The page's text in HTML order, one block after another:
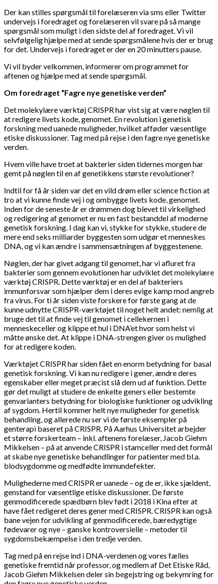
Der kan stilles spørgsmål til forelæseren via sms eller Twitter
undervejs i foredraget og forelæseren vil svare på så mange
spørgsmål som muligt i den sidste del af foredraget. Vi vil
selvfølgelig hjælpe med at sende spørgsmålene hvis der er brug
for det. Undervejs i foredraget er der en 20 minutters pause.
Vi vil byder velkommen, informerer om programmet for
aftenen og hjælpe med at sende spørgsmål.
Om foredraget “Fagre nye genetiske verden”
Det molekylære værktøj CRISPR har vist sig at være nøglen til
at redigere livets kode, genomet. En revolution i genetisk
forskning med uanede muligheder, hvilket afføder væsentlige
etiske diskussioner. Tag med på rejse i den fagre nye genetiske
verden.
Hvem ville have troet at bakterier siden tidernes morgen har
gemt på nøglen til en af genetikkens største revolutioner?
Indtil for få år siden var det en vild drøm eller science fiction at
tro at vi kunne finde vej i og ombygge livets kode, genomet.
Inden for de seneste år er drømmen dog blevet til virkelighed
og redigering af genomet er nu en fast bestanddel af moderne
genetisk forskning. I dag kan vi, stykke for stykke, studere de
mere end seks milliarder byggesten som udgør et menneskes
DNA, og vi kan ændre i sammensætningen af byggestenene.
Nøglen, der har givet adgang til genomet, har vi afluret fra
bakterier som gennem evolutionen har udviklet det molekylære
værktøj CRISPR. Dette værktøj er en del af bakteriers
immunforsvar som hjælper dem i deres evige kamp mod angreb
fra virus. For ti år siden viste forskere for første gang at de
kunne udnytte CRISPR-værktøjet til noget helt andet: nemlig at
bruge det til at finde vej til genomet i cellekernen i
menneskeceller og klippe et hul i DNA’et hvor som helst vi
måtte ønske det. At klippe i DNA-strengen giver os mulighed
for at redigere koden.
Værktøjet CRISPR har siden fået en enorm betydning for basal
genetisk forskning. Vi kan nu redigere i gener, ændre deres
egenskaber eller meget præcist slå dem ud af funktion. Dette
gør det muligt at studere de enkelte geners eller bestemte
genvarianters betydning for biologiske funktioner og udvikling
af sygdom. Hertil kommer helt nye muligheder for genetisk
behandling, og allerede nu ser vi de første eksempler på
genterapi baseret på CRISPR. På Aarhus Universitet arbejder
et større forskerteam – inkl. aftenens forelæser, Jacob Giehm
Mikkelsen – på at anvende CRISPR i stamceller med det formål
at skabe nye genetiske behandlinger for patienter med bl.a.
blodsygdomme og medfødte immundefekter.
Mulighederne med CRISPR er uanede – og de er, ikke sjældent,
genstand for væsentlige etiske diskussioner. De første
genmodificerede spædbørn blev født i 2018 i Kina efter at
have fået redigeret deres gener med CRISPR. CRISPR kan også
bane vejen for udvikling af genmodificerede, bæredygtige
fødevarer og nye – ganske kontroversielle – metoder til
sygdomsbekæmpelse i den tredje verden.
Tag med på en rejse ind i DNA-verdenen og vores fælles
genetiske fremtid når professor, og medlem af Det Etiske Råd,
Jacob Giehm Mikkelsen deler sin begejstring og bekymring for